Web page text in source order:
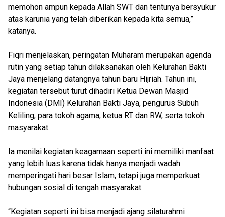
memohon ampun kepada Allah SWT dan tentunya bersyukur
atas karunia yang telah diberikan kepada kita semua,”
katanya.
Fiqri menjelaskan, peringatan Muharam merupakan agenda
rutin yang setiap tahun dilaksanakan oleh Kelurahan Bakti
Jaya menjelang datangnya tahun baru Hijriah. Tahun ini,
kegiatan tersebut turut dihadiri Ketua Dewan Masjid
Indonesia (DMI) Kelurahan Bakti Jaya, pengurus Subuh
Keliling, para tokoh agama, ketua RT dan RW, serta tokoh
masyarakat.
Ia menilai kegiatan keagamaan seperti ini memiliki manfaat
yang lebih luas karena tidak hanya menjadi wadah
memperingati hari besar Islam, tetapi juga memperkuat
hubungan sosial di tengah masyarakat.
“Kegiatan seperti ini bisa menjadi ajang silaturahmi